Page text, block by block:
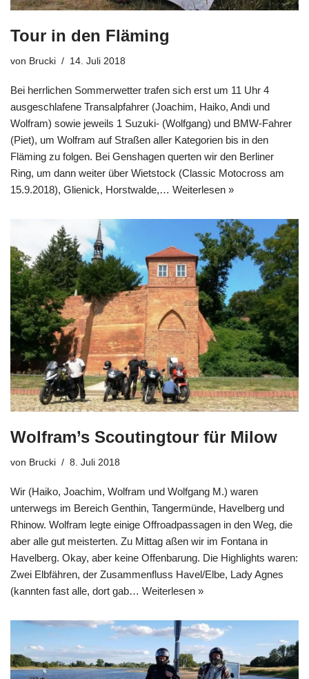
Tour in den Fläming
von Brucki 14. Juli 2018
Bei herrlichen Sommerwetter trafen sich erst um 11 Uhr 4
ausgeschlafene Transalpfahrer (Joachim, Haiko, Andi und
Wolfram) sowie jeweils 1 Suzuki- (Wolfgang) und BMW-Fahrer
(Piet), um Wolfram auf Straßen aller Kategorien bis in den
Fläming zu folgen. Bei Genshagen querten wir den Berliner
Ring, um dann weiter über Wietstock (Classic Motocross am
15.9.2018), Glienick, Horstwalde,… Weiterlesen »
Wolfram’s Scoutingtour für Milow
von Brucki 8. Juli 2018
Wir (Haiko, Joachim, Wolfram und Wolfgang M.) waren
unterwegs im Bereich Genthin, Tangermünde, Havelberg und
Rhinow. Wolfram legte einige Offroadpassagen in den Weg, die
aber alle gut meisterten. Zu Mittag aßen wir im Fontana in
Havelberg. Okay, aber keine Offenbarung. Die Highlights waren:
Zwei Elbfähren, der Zusammenfluss Havel/Elbe, Lady Agnes
(kannten fast alle, dort gab… Weiterlesen »